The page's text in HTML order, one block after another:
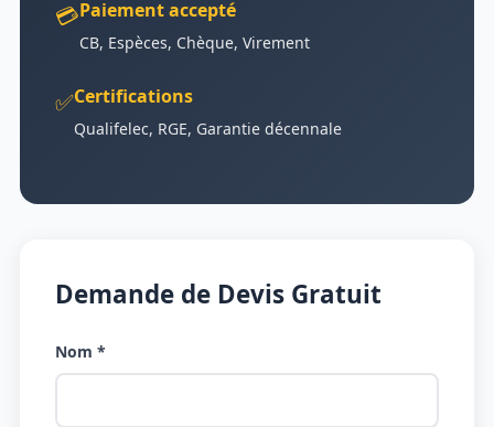
💳Paiement accepté
CB, Espèces, Chèque, Virement
✅Certifications
Qualifelec, RGE, Garantie décennale
Demande de Devis Gratuit
Nom *